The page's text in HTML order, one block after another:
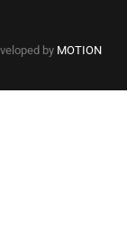
by MOTION